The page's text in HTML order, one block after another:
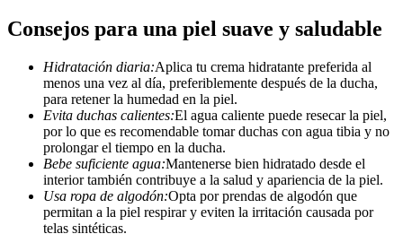
Consejos para una piel suave y saludable
Hidratación diaria:Aplica tu crema hidratante preferida al
menos una vez al día, preferiblemente después de la ducha,
para retener la humedad en la piel.
Evita duchas calientes:El agua caliente puede resecar la piel,
por lo que es recomendable tomar duchas con agua tibia y no
prolongar el tiempo en la ducha.
Bebe suficiente agua:Mantenerse bien hidratado desde el
interior también contribuye a la salud y apariencia de la piel.
Usa ropa de algodón:Opta por prendas de algodón que
permitan a la piel respirar y eviten la irritación causada por
telas sintéticas.